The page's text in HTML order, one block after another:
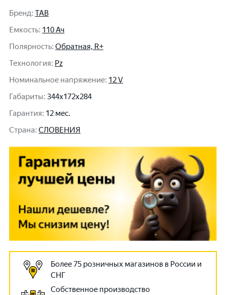
Бренд: TAB
Емкость: 110 Ач
Полярность: Обратная, R+
Технология: Pz
Номинальное напряжение: 12 V
Габариты: 344x172x284
Гарантия: 12 мес.
Cтрана: СЛОВЕНИЯ
Более 75 розничных магазинов в России и
СНГ
Собственное производство